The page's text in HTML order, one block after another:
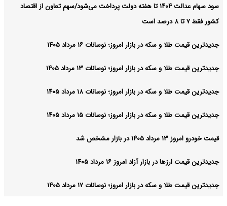
سود سهام عدالت ۱۴۰۴ تا هفته دولت پرداخت می‌شود/سهم تعاون از اقتصاد
کشور فقط ۷ تا ۸ درصد است
جدیدترین قیمت طلا و سکه در بازار امروز؛ نوسانات ۱۶ مرداد ۱۴۰۵
جدیدترین قیمت طلا و سکه در بازار امروز؛ نوسانات ۱۳ مرداد ۱۴۰۵
جدیدترین قیمت طلا و سکه در بازار امروز؛ نوسانات ۱۸ مرداد ۱۴۰۵
جدیدترین قیمت طلا و سکه در بازار امروز؛ نوسانات ۱۵ مرداد ۱۴۰۵
قیمت خودرو امروز ۱۳ مرداد ۱۴۰۵ در بازار مشخص شد
جدیدترین قیمت ارزها در بازار آزاد امروز ۱۶ مرداد ۱۴۰۵
جدیدترین قیمت طلا و سکه در بازار امروز؛ نوسانات ۱۷ مرداد ۱۴۰۵